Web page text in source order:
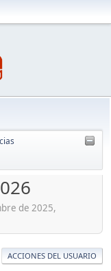
de 2025,
ACCIONES DEL USUARIO